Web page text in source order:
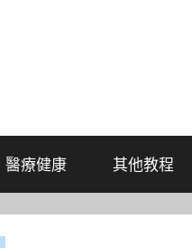
醫療健康 其他教程